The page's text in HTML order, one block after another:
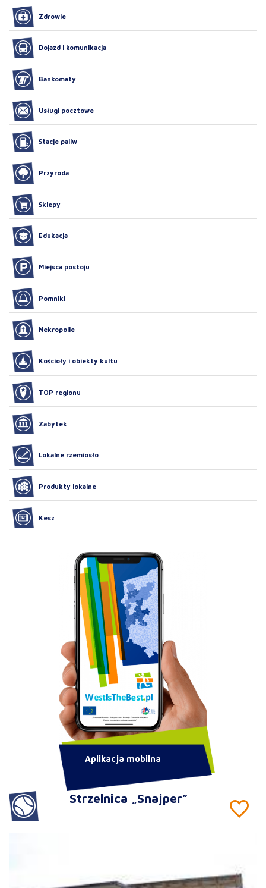
Strzelnica „Snajper”
Zdrowie
Dojazd i komunikacja
Bankomaty
Usługi pocztowe
Stacje paliw
Przyroda
Sklepy
Edukacja
Miejsca postoju
Pomniki
Nekropolie
Kościoły i obiekty kultu
TOP regionu
Zabytek
Lokalne rzemiosło
Produkty lokalne
Kesz
Aplikacja mobilna